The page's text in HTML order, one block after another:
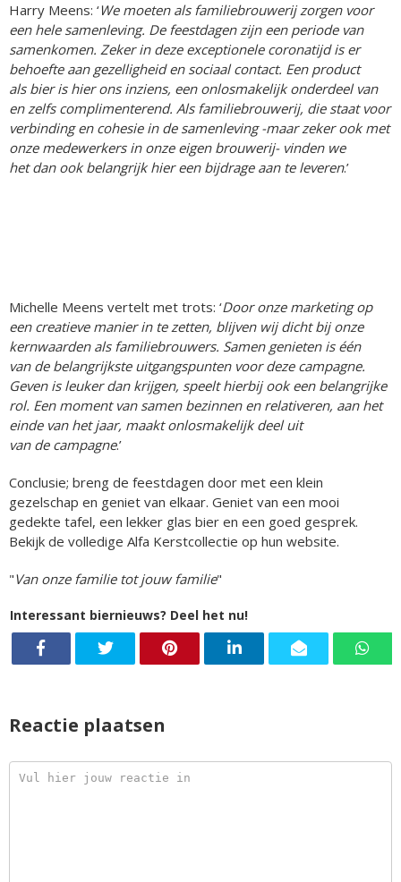
Harry Meens: ‘We moeten als familiebrouwerij zorgen voor
een hele samenleving. De feestdagen zijn een periode van
samenkomen. Zeker in deze exceptionele coronatijd is er
behoefte aan gezelligheid en sociaal contact. Een product
als bier is hier ons inziens, een onlosmakelijk onderdeel van
en zelfs complimenterend. Als familiebrouwerij, die staat voor
verbinding en cohesie in de samenleving -maar zeker ook met
onze medewerkers in onze eigen brouwerij- vinden we
het dan ook belangrijk hier een bijdrage aan te leveren.’
Michelle Meens vertelt met trots: ‘Door onze marketing op
een creatieve manier in te zetten, blijven wij dicht bij onze
kernwaarden als familiebrouwers. Samen genieten is één
van de belangrijkste uitgangspunten voor deze campagne.
Geven is leuker dan krijgen, speelt hierbij ook een belangrijke
rol. Een moment van samen bezinnen en relativeren, aan het
einde van het jaar, maakt onlosmakelijk deel uit
van de campagne.’
Conclusie; breng de feestdagen door met een klein
gezelschap en geniet van elkaar. Geniet van een mooi
gedekte tafel, een lekker glas bier en een goed gesprek.
Bekijk de volledige Alfa Kerstcollectie op hun website.
"Van onze familie tot jouw familie"
Interessant biernieuws? Deel het nu!
Reactie plaatsen